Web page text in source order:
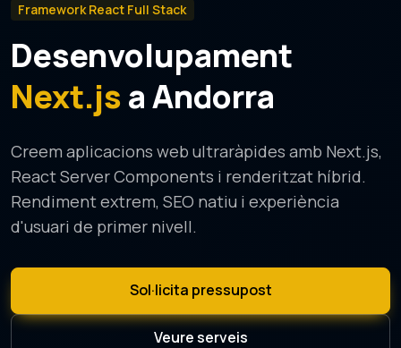
Framework React Full Stack
Desenvolupament
Next.jsa Andorra
Creem aplicacions web ultraràpides amb Next.js,
React Server Components i renderitzat híbrid.
Rendiment extrem, SEO natiu i experiència
d'usuari de primer nivell.
Sol·licita pressupost
Veure serveis